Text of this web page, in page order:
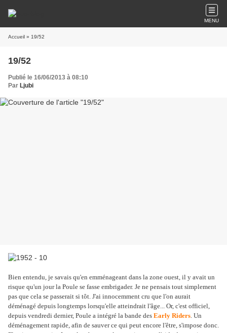
MENU
Accueil » 19/52
19/52
Publié le 16/06/2013 à 08:10
Par Ljubi
Bien entendu, je savais qu'en emménageant dans la zone ouest, il y avait un
risque qu'un jour la Poule se fasse embrigader. Je ne pensais tout simplement
pas que cela se passerait si tôt. J'ai innocemment cru que l'on aurait
déménagé depuis longtemps lorsqu'elle atteindrait l'âge... Or, c'est officiel,
depuis vendredi dernier, Poule a intégré la bande des Early Riders. Un
déménagement rapide, afin de sauver ce qui peut encore l'être, s'impose donc.